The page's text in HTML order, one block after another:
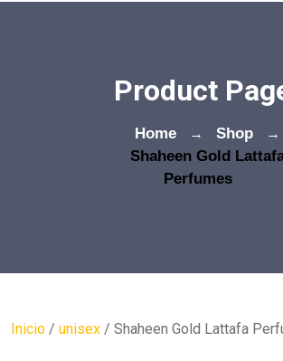
Product
Home → Shop
→
Shaheen Gold
Perfumes
Inicio / unisex / Shaheen Gold Lattafa